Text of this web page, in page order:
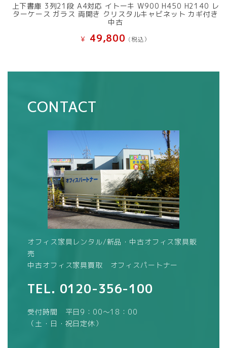
上下書庫 3列21段 A4対応 イトーキ W900 H450 H2140 レ
ターケース ガラス 両開き クリスタルキャビネット カギ付き
中古
¥ 49,800 (税込）
CONTACT
オフィス家具レンタル/新品・中古オフィス家具販
売
中古オフィス家具買取 オフィスパートナー
TEL. 0120-356-100
受付時間 平日9：00～18：00
（土・日・祝日定休）